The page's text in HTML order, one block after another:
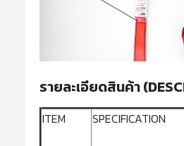
รายละเอียดสินค้า
ITEM SPECIFICATION